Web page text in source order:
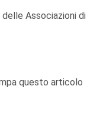
Associazioni di
questo articolo